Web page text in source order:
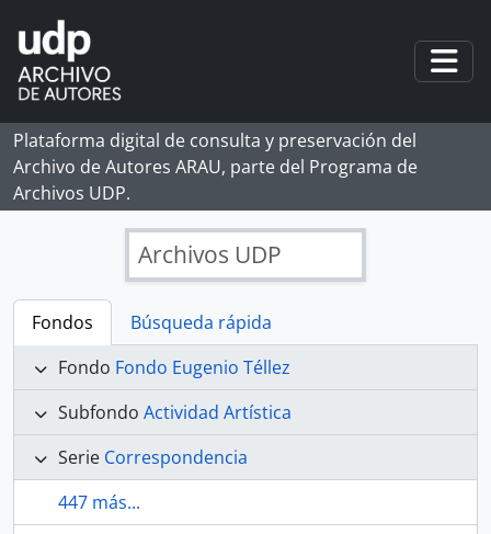
Skip to main content
Plataforma digital de consulta y preservación del
Archivo de Autores ARAU, parte del Programa de
Archivos UDP.
Archivos UDP
Fondos
Búsqueda rápida
Fondo Fondo Eugenio Téllez
Subfondo Actividad Artística
Serie Correspondencia
447 más...